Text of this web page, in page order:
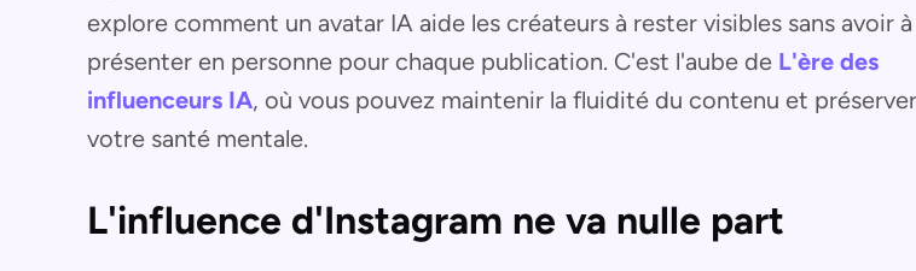
explore comment un avatar IA aide les créateurs à rester visibles sans avoir
présenter en personne pour chaque publication. C'est l'aube de L'ère des
influenceurs IA, où vous pouvez maintenir la fluidité du contenu et préserver
votre santé mentale.
L'influence d'Instagram ne va nulle part